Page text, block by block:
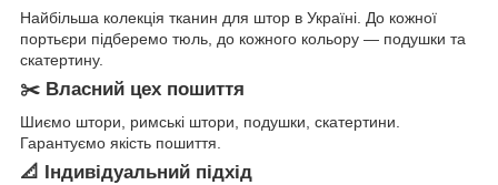
Найбільша колекція тканин для штор в Україні. До кожної
портьєри підберемо тюль, до кожного кольору — подушки та
скатертину.
✂️ Власний цех пошиття
Шиємо штори, римські штори, подушки, скатертини.
Гарантуємо якість пошиття.
📐 Індивідуальний підхід